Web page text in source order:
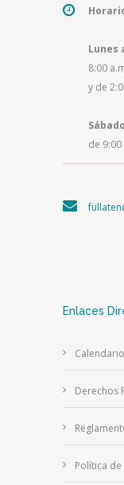
Lunes
8:00
y de
de
Enlaces
Derechos
Política